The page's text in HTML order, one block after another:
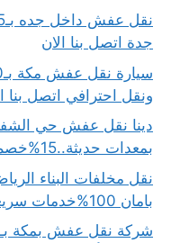
جدة اتصل بنا الان
ونقل احترافي اتصل بنا
دينا نقل عفش حي
بمعدات حديثة..15%خصم على خدمةالتغليف
نقل مخلفات البناء
بامان 100%خدمات سريعة 24ساعة